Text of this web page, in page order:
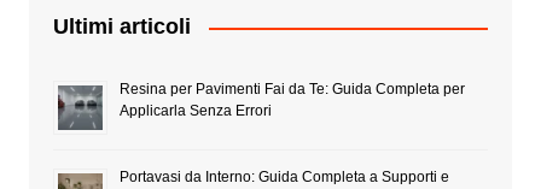
Ultimi articoli
Resina per Pavimenti Fai da Te: Guida Completa per
Applicarla Senza Errori
Portavasi da Interno: Guida Completa a Supporti e